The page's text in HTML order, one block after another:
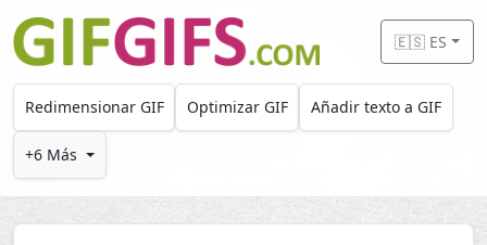
Skip to main content
🇪🇸 ES
Redimensionar GIF Optimizar GIF Añadir texto a GIF
+6 Más